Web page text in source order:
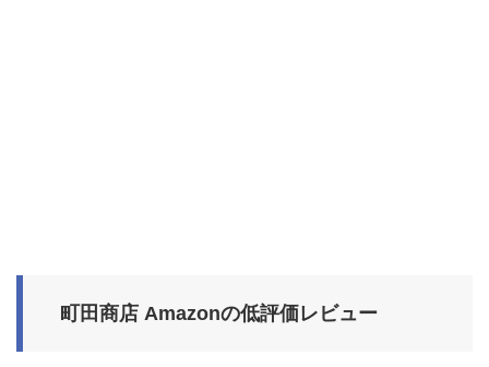
町田商店 Amazonの低評価レビュー